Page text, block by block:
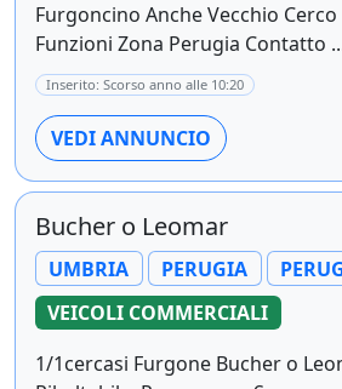
Furgoncino Anche Vecchio
Funzioni Zona Perugia Contatto
Inserito: Scorso anno alle 10:20
VEDI ANNUNCIO
Bucher o Leomar
UMBRIA PERUGIA
VEICOLI COMMERCIALI
1/1cercasi Furgone Bucher o